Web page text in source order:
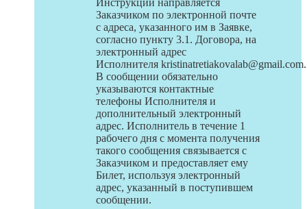
Инструкции направляется
Заказчиком по электронной почте
с адреса, указанного им в Заявке,
согласно пункту 3.1. Договора, на
электронный адрес
Исполнителя kristinatretiakovalab@gmail.com.
В сообщении обязательно
указываются контактные
телефоны Исполнителя и
дополнительный электронный
адрес. Исполнитель в течение 1
рабочего дня с момента получения
такого сообщения связывается с
Заказчиком и предоставляет ему
Билет, используя электронный
адрес, указанный в поступившем
сообщении.